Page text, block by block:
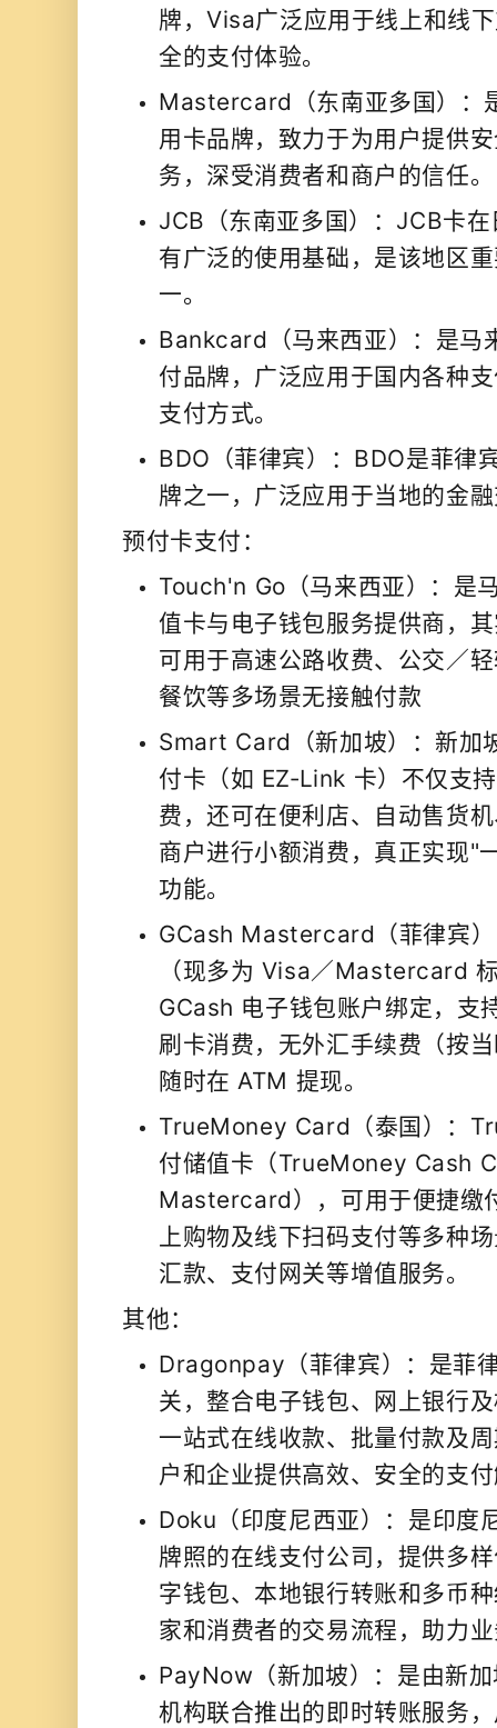
牌，Visa广泛应用于线上和线
全的支付体验。
Mastercard（东南亚多国）：
用卡品牌，致力于为用户提供
务，深受消费者和商户的信任。
JCB（东南亚多国）：JCB卡
有广泛的使用基础，是该地区
一。
Bankcard（马来西亚）：是马
付品牌，广泛应用于国内各种
支付方式。
BDO（菲律宾）：BDO是菲律
牌之一，广泛应用于当地的金
预付卡支付：
Touch'n Go（马来西亚）：是
值卡与电子钱包服务提供商，
可用于高速公路收费、公交／
餐饮等多场景无接触付款
Smart Card（新加坡）：新加
付卡（如 EZ‑Link 卡）不仅支
费，还可在便利店、自动售货
商户进行小额消费，真正实现"
功能。
GCash Mastercard（菲律宾
（现多为 Visa／Mastercard
GCash 电子钱包账户绑定，支
刷卡消费，无外汇手续费（按
随时在 ATM 提现。
TrueMoney Card（泰国）：
付储值卡（TrueMoney Cash
Mastercard），可用于便捷缴
上购物及线下扫码支付等多种
汇款、支付网关等增值服务。
其他：
Dragonpay（菲律宾）：是菲
关，整合电子钱包、网上银行
一站式在线收款、批量付款及
户和企业提供高效、安全的支
Doku（印度尼西亚）：是印度
牌照的在线支付公司，提供多
字钱包、本地银行转账和多币
家和消费者的交易流程，助力
PayNow（新加坡）：是由新
机构联合推出的即时转账服务